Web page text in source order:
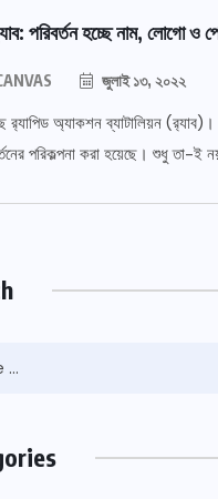
পরিবর্তন হচ্ছে নাম, লোগো ও
জুলাই ১৩, ২০২২
অ্যাকশন ব্যাটালিয়ন (র‌্যাব)।
পরিকল্পনা করা হয়েছে। শুধু তা-ই